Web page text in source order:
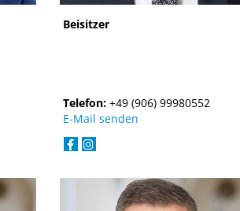
Beisitzer
Telefon: +49 (906) 99980552
E-Mail senden